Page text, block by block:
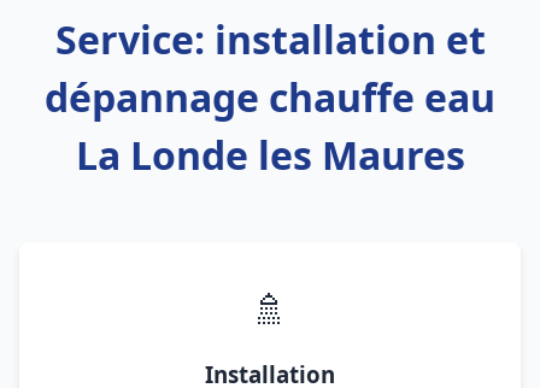
Service: installation et
dépannage chauffe eau
La Londe les Maures
🚿
Installation